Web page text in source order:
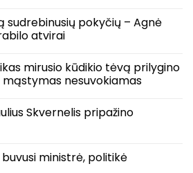
sudrebinusių pokyčių – Agnė
atvirai
mirusio kūdikio tėvą prilygino
mąstymas nesuvokiamas
Skvernelis pripažino
ministrė, politikė